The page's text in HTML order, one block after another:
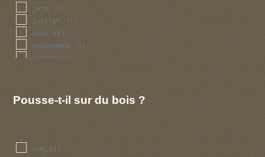
juin (1)
juillet (1)
aout (1)
septembre (1)
octobre (1)
Pousse-t-il sur du bois ?
non (1)